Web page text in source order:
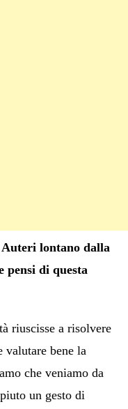
lontano dalla
pensi di questa
riuscisse a risolvere
bene la
che veniamo da
un gesto di